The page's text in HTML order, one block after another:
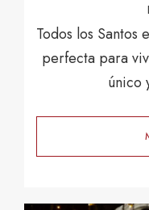
Todos los
perfecta para
único